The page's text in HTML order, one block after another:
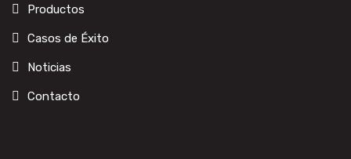
Productos
Casos de Éxito
Noticias
Contacto